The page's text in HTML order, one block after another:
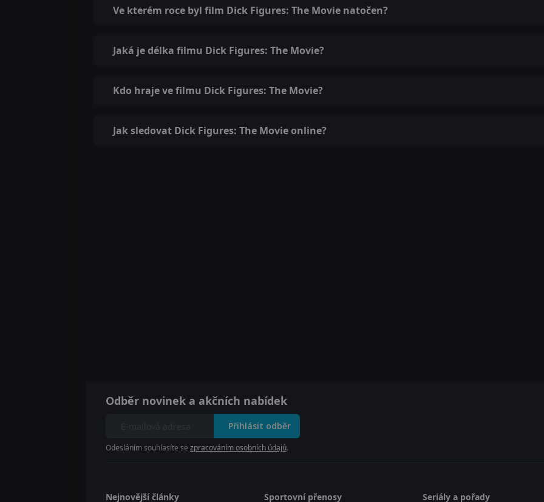
Ve kterém roce byl film Dick Figures: The Movie natočen?
Jaká je délka filmu Dick Figures: The Movie?
Kdo hraje ve filmu Dick Figures: The Movie?
Jak sledovat Dick Figures: The Movie online?
Odběr novinek a akčních nabídek
Přihlásit odběr
Odesláním souhlasíte se zpracováním osobních údajů.
Nejnovější články Sportovní přenosy Seriály a pořady